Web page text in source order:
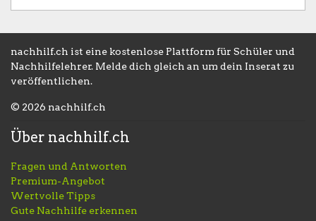
nachhilf.ch ist eine kostenlose Plattform für Schüler und
Nachhilfelehrer. Melde dich gleich an um dein Inserat zu
veröffentlichen.
© 2026 nachhilf.ch
Über nachhilf.ch
Fragen und Antworten
Premium-Angebot
Wertvolle Tipps
Gute Nachhilfe erkennen